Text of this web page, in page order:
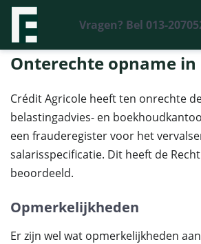
Vragen? Bel 013-
Financieel Recht Advocaten >Uitspraken>
IVR/EVR
Onterechte opname in
Crédit Agricole heeft ten onrechte
belastingadvies- en
een frauderegister voor het
salarisspecificatie. Dit heeft de
beoordeeld.
Opmerkelijkheden
Er zijn wel wat opmerkelijkheden